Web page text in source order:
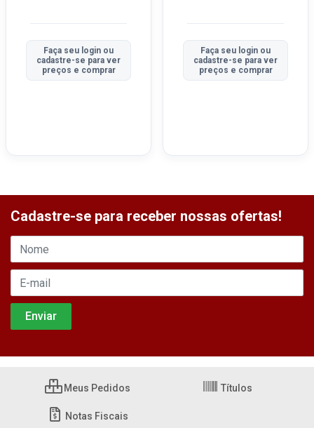
Faça seu login ou
cadastre-se para ver
preços e comprar
Faça seu login ou
cadastre-se para ver
preços e comprar
Cadastre-se para receber nossas ofertas!
Meus Pedidos Títulos
Notas Fiscais